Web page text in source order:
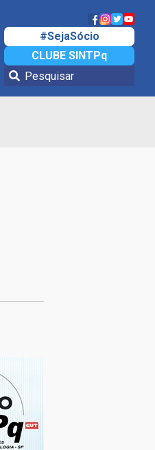
#SejaSócio
CLUBE SINTPq